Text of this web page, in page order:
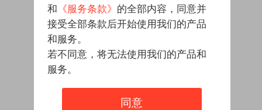
和 《服务条款》 的全部内容，同意并
接受全部条款后开始使用我们的产品
和服务。
若不同意，将无法使用我们的产品和
服务。
同意